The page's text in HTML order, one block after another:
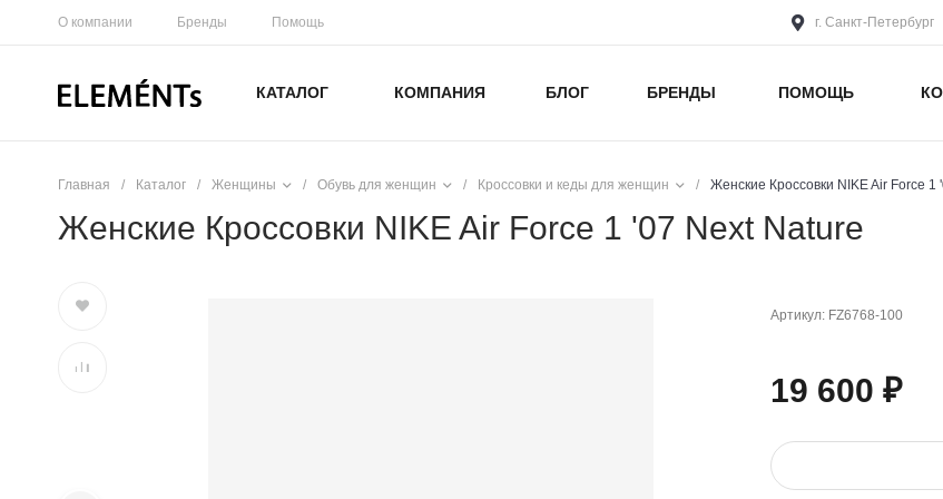
О компании Бренды Помощь г. Санкт-Петербург
КАТАЛОГ КОМПАНИЯ БЛОГ БРЕНДЫ ПОМОЩЬ
Главная / Каталог / Женщины / Обувь для женщин / Кроссовки и кеды для женщин / Женские Кроссовки NIKE Air Force 1
Женские Кроссовки NIKE Air Force 1 '07 Next Nature
Артикул: FZ6768-100
19 600 ₽